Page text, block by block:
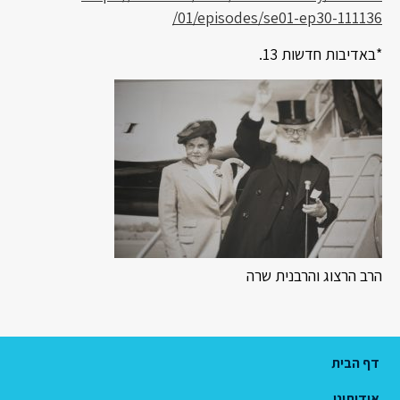
01/episodes/se01-ep30-111136/
*באדיבות חדשות 13.
הרב הרצוג והרבנית שרה
דף הבית